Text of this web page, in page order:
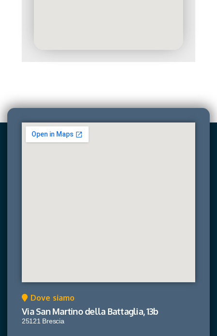
Dove siamo
Via San Martino della Battaglia, 13b
25121 Brescia